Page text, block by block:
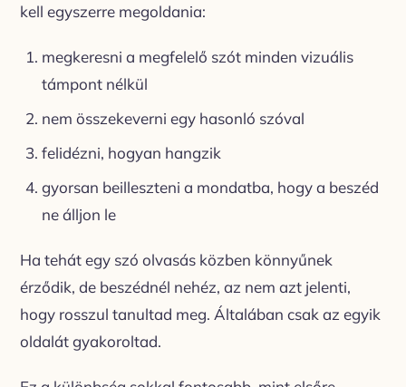
kell egyszerre megoldania:
megkeresni a megfelelő szót minden vizuális
támpont nélkül
nem összekeverni egy hasonló szóval
felidézni, hogyan hangzik
gyorsan beilleszteni a mondatba, hogy a beszéd
ne álljon le
Ha tehát egy szó olvasás közben könnyűnek
érződik, de beszédnél nehéz, az nem azt jelenti,
hogy rosszul tanultad meg. Általában csak az egyik
oldalát gyakoroltad.